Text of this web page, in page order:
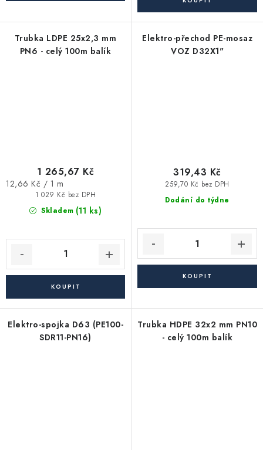
Trubka LDPE 25x2,3 mm
PN6 - celý 100m balík
Skladem (11 ks)
1 029 Kč bez DPH
1 265,67 Kč
Měrná
12,66 Kč / 1 m
Elektro-přechod PE-mosaz
VOZ D32X1"
Dodání do týdne
259,70 Kč bez DPH
319,43 Kč
Elektro-spojka D63 (PE100-
SDR11-PN16)
Trubka HDPE 32x2 mm PN10
- celý 100m balík